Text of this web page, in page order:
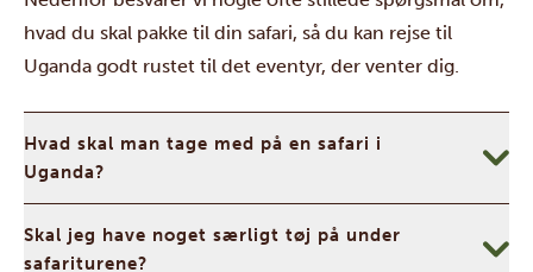
hvad du skal pakke til din safari, så du kan rejse til
Uganda godt rustet til det eventyr, der venter dig.
Hvad skal man tage med på en safari i
Uganda?
Skal jeg have noget særligt tøj på under
safariturene?